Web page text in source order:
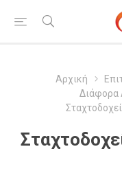
Αρχική
Διάφορα